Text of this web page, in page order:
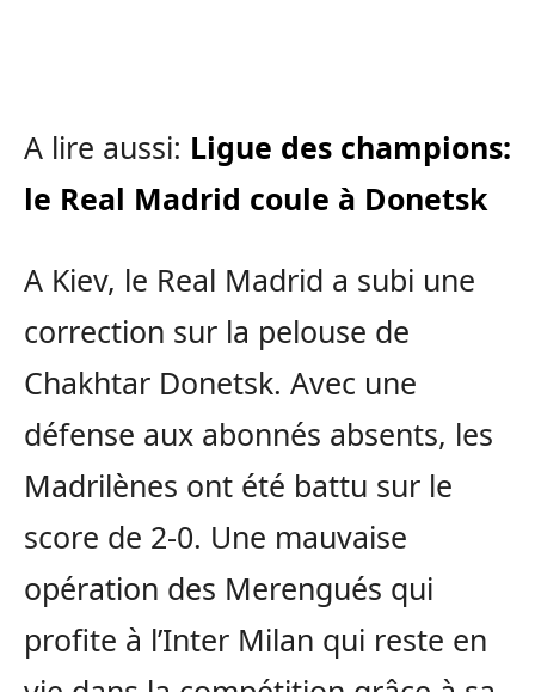
A lire aussi: Ligue des champions:
le Real Madrid coule à Donetsk
A Kiev, le Real Madrid a subi une
correction sur la pelouse de
Chakhtar Donetsk. Avec une
défense aux abonnés absents, les
Madrilènes ont été battu sur le
score de 2-0. Une mauvaise
opération des Merengués qui
profite à l’Inter Milan qui reste en